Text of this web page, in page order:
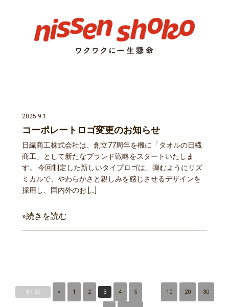
2025.9.1
コーポレートロゴ変更のお知らせ
日繊商工株式会社は、創立77周年を機に「タオルの日繊
商工」として新たなブランド戦略をスタートいたしま
す。 今回制定した新しいタイプロゴは、弾むようにリズ
ミカルで、やわらかさと親しみを感じさせるデザインを
採用し、国内外のお […]
»続きを読む
3 / 37 « 1 2 3 4 5 10 20 30